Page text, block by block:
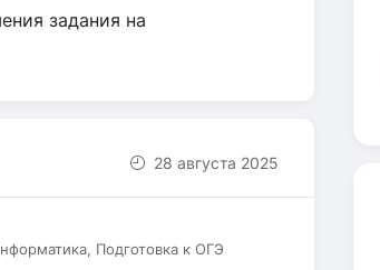
задания на
28 августа 2025
Подготовка к ОГЭ